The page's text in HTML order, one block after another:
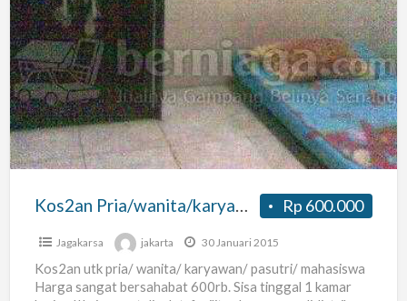
Kos2an
Pria/wanita/karyawan/pasutri
Lenteng
Agung
Rp 600.000
Kos2an Pria/wanita/karyawan/pasutri Lenteng Agung
Jagakarsa jakarta 30 Januari 2015
Kos2an utk pria/ wanita/ karyawan/ pasutri/ mahasiswa
Harga sangat bersahabat 600rb. Sisa tinggal 1 kamar